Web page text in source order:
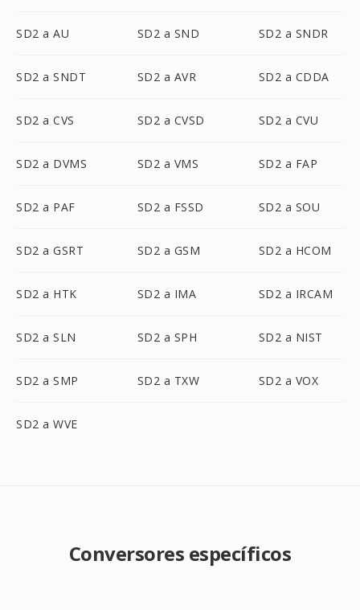
SD2 a AU SD2 a SND SD2 a SNDR
SD2 a SNDT SD2 a AVR SD2 a CDDA
SD2 a CVS SD2 a CVSD SD2 a CVU
SD2 a DVMS SD2 a VMS SD2 a FAP
SD2 a PAF SD2 a FSSD SD2 a SOU
SD2 a GSRT SD2 a GSM SD2 a HCOM
SD2 a HTK SD2 a IMA SD2 a IRCAM
SD2 a SLN SD2 a SPH SD2 a NIST
SD2 a SMP SD2 a TXW SD2 a VOX
SD2 a WVE
Conversores específicos